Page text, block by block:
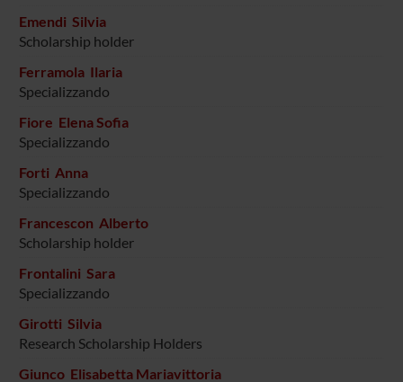
Emendi Silvia
Scholarship holder
Ferramola Ilaria
Specializzando
Fiore Elena Sofia
Specializzando
Forti Anna
Specializzando
Francescon Alberto
Scholarship holder
Frontalini Sara
Specializzando
Girotti Silvia
Research Scholarship Holders
Giunco Elisabetta Mariavittoria